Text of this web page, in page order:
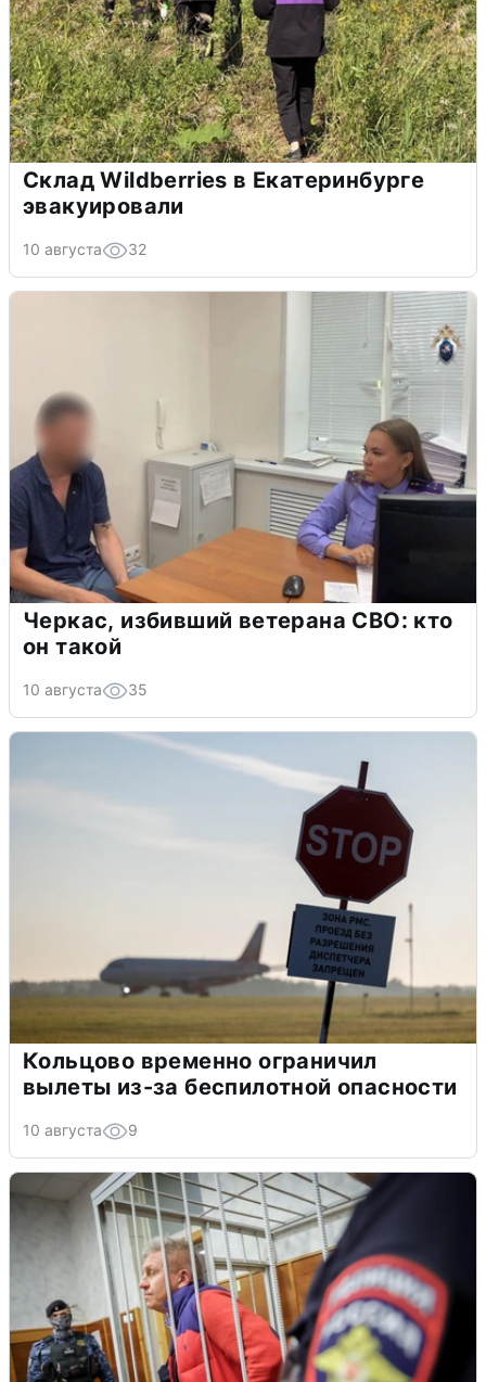
Склад Wildberries в Екатеринбурге
эвакуировали
10 августа 32
Черкас, избивший ветерана СВО: кто
он такой
10 августа 35
Кольцово временно ограничил
вылеты из-за беспилотной опасности
10 августа 9